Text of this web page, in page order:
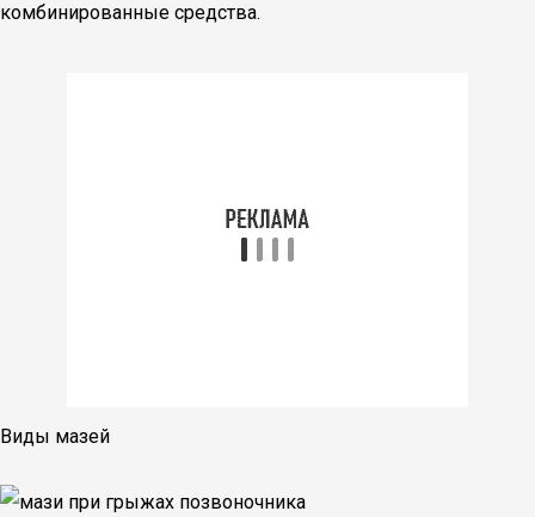
комбинированные средства.
Виды мазей